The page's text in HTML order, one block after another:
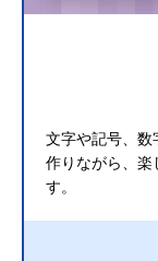
文字や記号、数
作りながら、楽
す。